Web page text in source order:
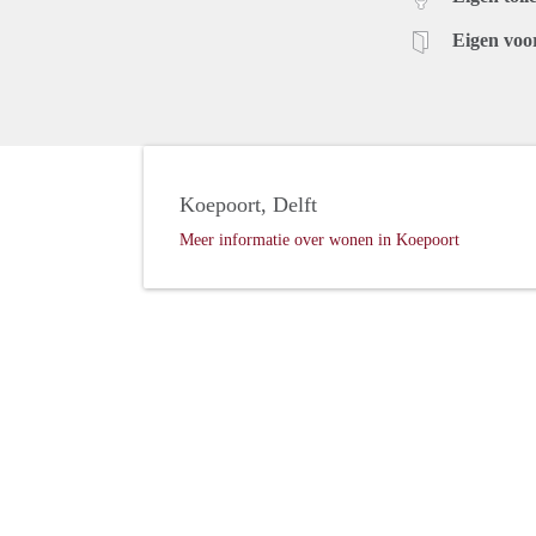
Eigen
Koepoort, Delft
Meer informatie over wonen in Koepoort